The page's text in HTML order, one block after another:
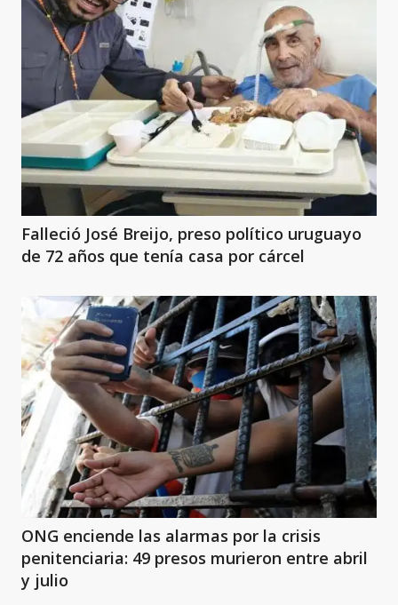
Falleció José Breijo, preso político uruguayo
de 72 años que tenía casa por cárcel
ONG enciende las alarmas por la crisis
penitenciaria: 49 presos murieron entre abril
y julio